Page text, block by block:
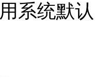
系统默认